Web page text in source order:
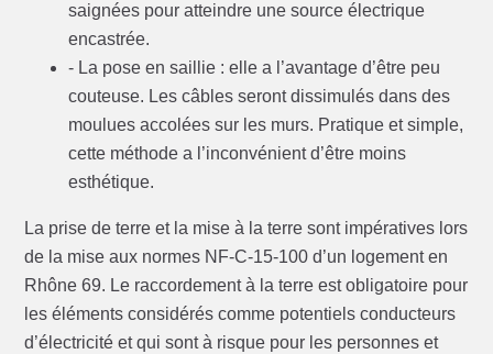
saignées pour atteindre une source électrique
encastrée.
- La pose en saillie : elle a l’avantage d’être peu
couteuse. Les câbles seront dissimulés dans des
moulues accolées sur les murs. Pratique et simple,
cette méthode a l’inconvénient d’être moins
esthétique.
La prise de terre et la mise à la terre sont impératives lors
de la mise aux normes NF-C-15-100 d’un logement en
Rhône 69. Le raccordement à la terre est obligatoire pour
les éléments considérés comme potentiels conducteurs
d’électricité et qui sont à risque pour les personnes et